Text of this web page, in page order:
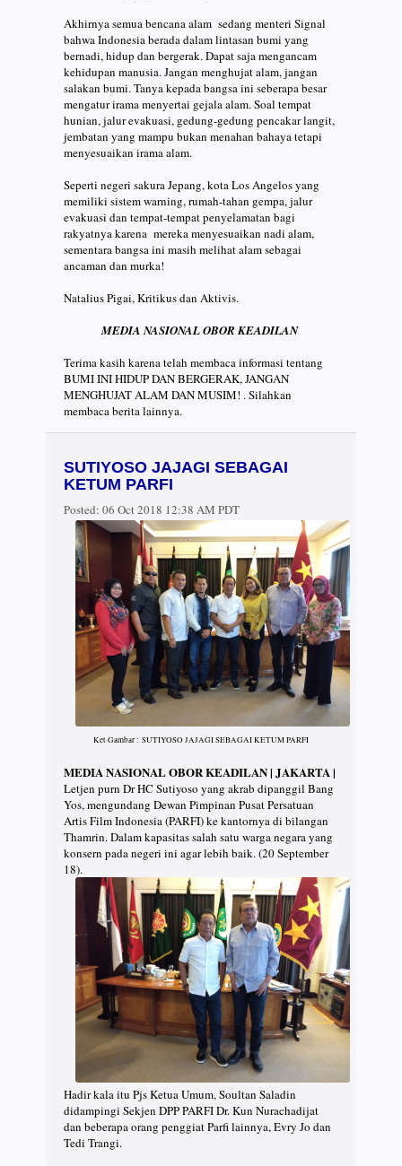
Akhirnya semua bencana alam sedang menteri Signal
bahwa Indonesia berada dalam lintasan bumi yang
bernadi, hidup dan bergerak. Dapat saja mengancam
kehidupan manusia. Jangan menghujat alam, jangan
salakan bumi. Tanya kepada bangsa ini seberapa besar
mengatur irama menyertai gejala alam. Soal tempat
hunian, jalur evakuasi, gedung-gedung pencakar langit,
jembatan yang mampu bukan menahan bahaya tetapi
menyesuaikan irama alam.
Seperti negeri sakura Jepang, kota Los Angelos yang
memiliki sistem warning, rumah-tahan gempa, jalur
evakuasi dan tempat-tempat penyelamatan bagi
rakyatnya karena mereka menyesuaikan nadi alam,
sementara bangsa ini masih melihat alam sebagai
ancaman dan murka!
Natalius Pigai, Kritikus dan Aktivis.
MEDIA NASIONAL OBOR KEADILAN
Terima kasih karena telah membaca informasi tentang
BUMI INI HIDUP DAN BERGERAK, JANGAN
MENGHUJAT ALAM DAN MUSIM! . Silahkan
membaca berita lainnya.
SUTIYOSO JAJAGI SEBAGAI
KETUM PARFI
Posted: 06 Oct 2018 12:38 AM PDT
Ket Gambar : SUTIYOSO JAJAGI SEBAGAI KETUM PARFI
MEDIA NASIONAL OBOR KEADILAN | JAKARTA |
Letjen purn Dr HC Sutiyoso yang akrab dipanggil Bang
Yos, mengundang Dewan Pimpinan Pusat Persatuan
Artis Film Indonesia (PARFI) ke kantornya di bilangan
Thamrin. Dalam kapasitas salah satu warga negara yang
konsern pada negeri ini agar lebih baik. (20 September
18).
Hadir kala itu Pjs Ketua Umum, Soultan Saladin
didampingi Sekjen DPP PARFI Dr. Kun Nurachadijat
dan beberapa orang penggiat Parfi lainnya, Evry Jo dan
Tedi Trangi.